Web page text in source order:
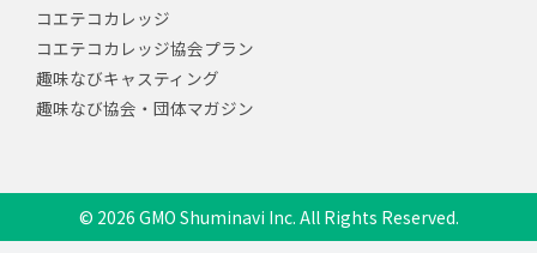
コエテコカレッジ
コエテコカレッジ協会プラン
趣味なびキャスティング
趣味なび協会・団体マガジン
© 2026 GMO Shuminavi Inc. All Rights Reserved.